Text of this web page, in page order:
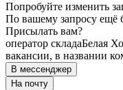
Попробуйте изменить
По вашему запросу ещё
Присылать вам?
оператор складаБелая
вакансии, в названии
В мессенджер
На почту